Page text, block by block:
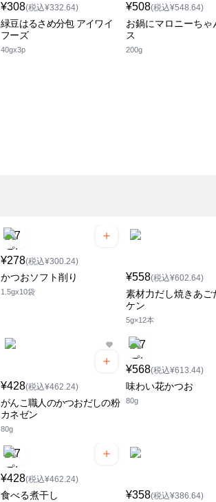
¥308(税込¥332.64)
緑豆はるさめ分包 アイワイ
フーズ
40gx3p
¥508(税込¥548.64)
お鍋にマロニーちゃ
ス
200g
¥278(税込¥300.24)
かつおソフト削り
1.5gx10袋
¥558(税込¥602.64)
素材力だし焼きあご
ケン
5g×12本
¥428(税込¥462.24)
がんこ職人のかつおだしの粉
カネゼン
80g
¥568(税込¥613.44)
味わい花かつお
80g
¥428(税込¥462.24)
食べる煮干し ¥358(税込¥386.64)